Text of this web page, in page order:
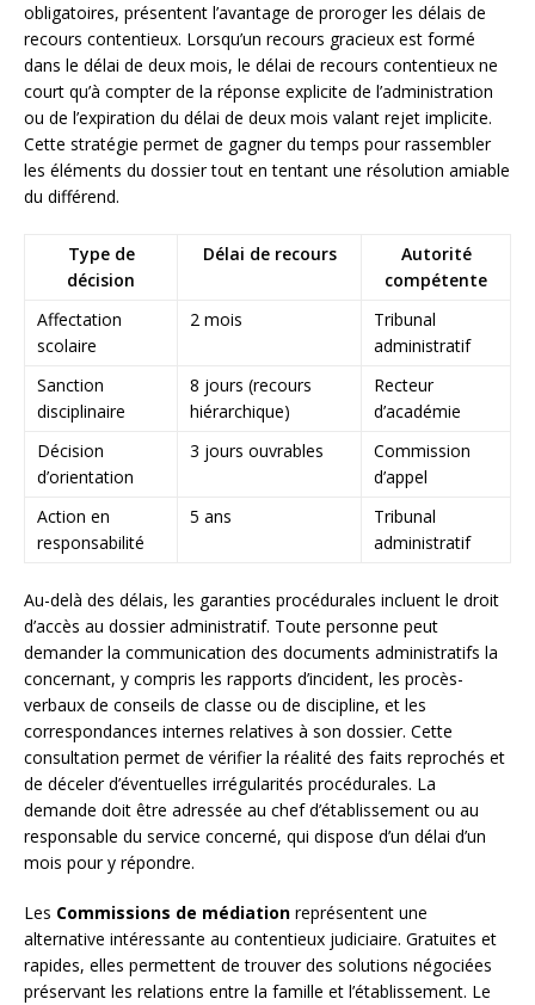
obligatoires, présentent l’avantage de proroger les délais de
recours contentieux. Lorsqu’un recours gracieux est formé
dans le délai de deux mois, le délai de recours contentieux ne
court qu’à compter de la réponse explicite de l’administration
ou de l’expiration du délai de deux mois valant rejet implicite.
Cette stratégie permet de gagner du temps pour rassembler
les éléments du dossier tout en tentant une résolution amiable
du différend.
Type de
décision
Délai de recours
Autorité
compétente
Affectation
scolaire
2 mois
Tribunal
administratif
Sanction
disciplinaire
8 jours (recours
hiérarchique)
Recteur
d’académie
Décision
d’orientation
3 jours ouvrables
Commission
d’appel
Action en
responsabilité
5 ans
Tribunal
administratif
Au-delà des délais, les garanties procédurales incluent le droit
d’accès au dossier administratif. Toute personne peut
demander la communication des documents administratifs la
concernant, y compris les rapports d’incident, les procès-
verbaux de conseils de classe ou de discipline, et les
correspondances internes relatives à son dossier. Cette
consultation permet de vérifier la réalité des faits reprochés et
de déceler d’éventuelles irrégularités procédurales. La
demande doit être adressée au chef d’établissement ou au
responsable du service concerné, qui dispose d’un délai d’un
mois pour y répondre.
Les Commissions de médiation représentent une
alternative intéressante au contentieux judiciaire. Gratuites et
rapides, elles permettent de trouver des solutions négociées
préservant les relations entre la famille et l’établissement. Le